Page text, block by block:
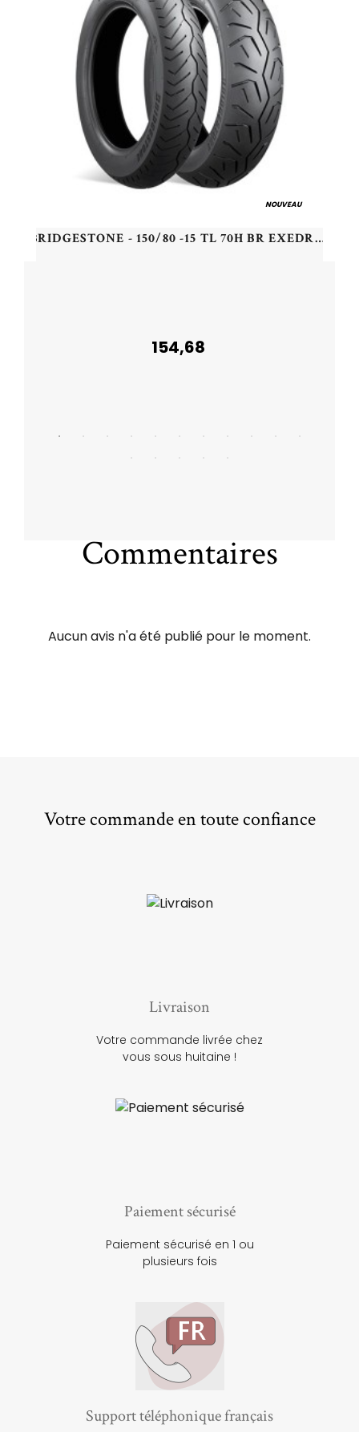
NOUVEAU
BRIDGESTONE - 150/80 -15 TL 70H BR EXEDRA MAX R - 1508015 -
154,68
Commentaires
Aucun avis n'a été publié pour le moment.
Votre commande en toute confiance
Livraison
Votre commande livrée chez
vous sous huitaine !
Paiement sécurisé
Paiement sécurisé en 1 ou
plusieurs fois
Support téléphonique français